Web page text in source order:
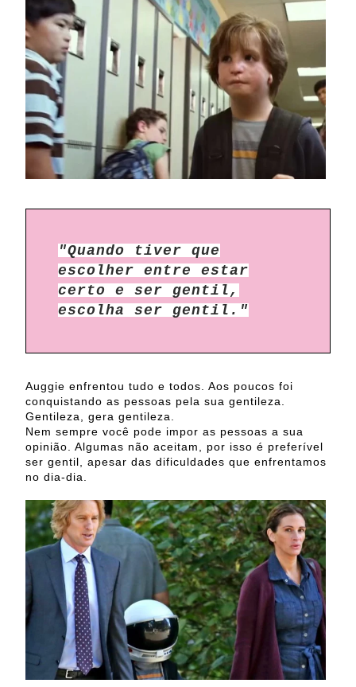
"Quando tiver que
escolher entre estar
certo e ser gentil,
escolha ser gentil."
Auggie enfrentou tudo e todos. Aos poucos foi
conquistando as pessoas pela sua gentileza.
Gentileza, gera gentileza.
Nem sempre você pode impor as pessoas a sua
opinião. Algumas não aceitam, por isso é preferível
ser gentil, apesar das dificuldades que enfrentamos
no dia-dia.